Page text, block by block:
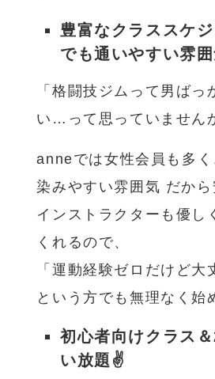
豊富なクラススケ
でも通いやすい雰
「格闘技ジムって男ばっ
い…って思っていません
anneでは女性会員も多く
染みやすい雰囲気 だから
インストラクターも優し
くれるので、
「運動経験ゼロだけど大
という方でも無理なく始
初心者向けクラス
い放題✌️